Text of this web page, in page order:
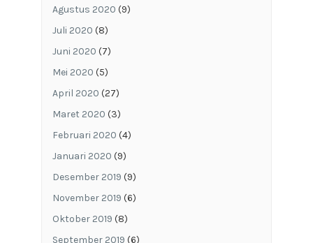
Agustus 2020 (9)
Juli 2020 (8)
Juni 2020 (7)
Mei 2020 (5)
April 2020 (27)
Maret 2020 (3)
Februari 2020 (4)
Januari 2020 (9)
Desember 2019 (9)
November 2019 (6)
Oktober 2019 (8)
September 2019 (6)